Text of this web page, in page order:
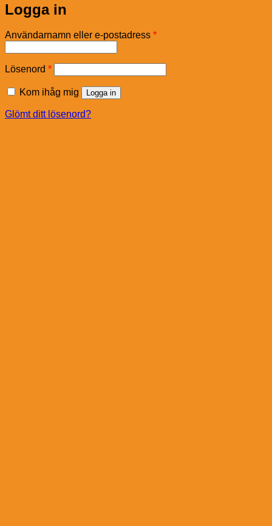
Logga in
Användarnamn eller e-postadress *Obligatoriskt
Lösenord *Obligatoriskt
Kom ihåg mig Logga in
Glömt ditt lösenord?